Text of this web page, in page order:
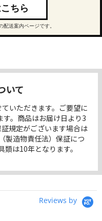
ちら
送案内ページです。
いて
いただきます。ご要望に
。商品はお届け日より3
規定がございます場合は
製造物責任法）保証につ
は10年となります。
Reviews by